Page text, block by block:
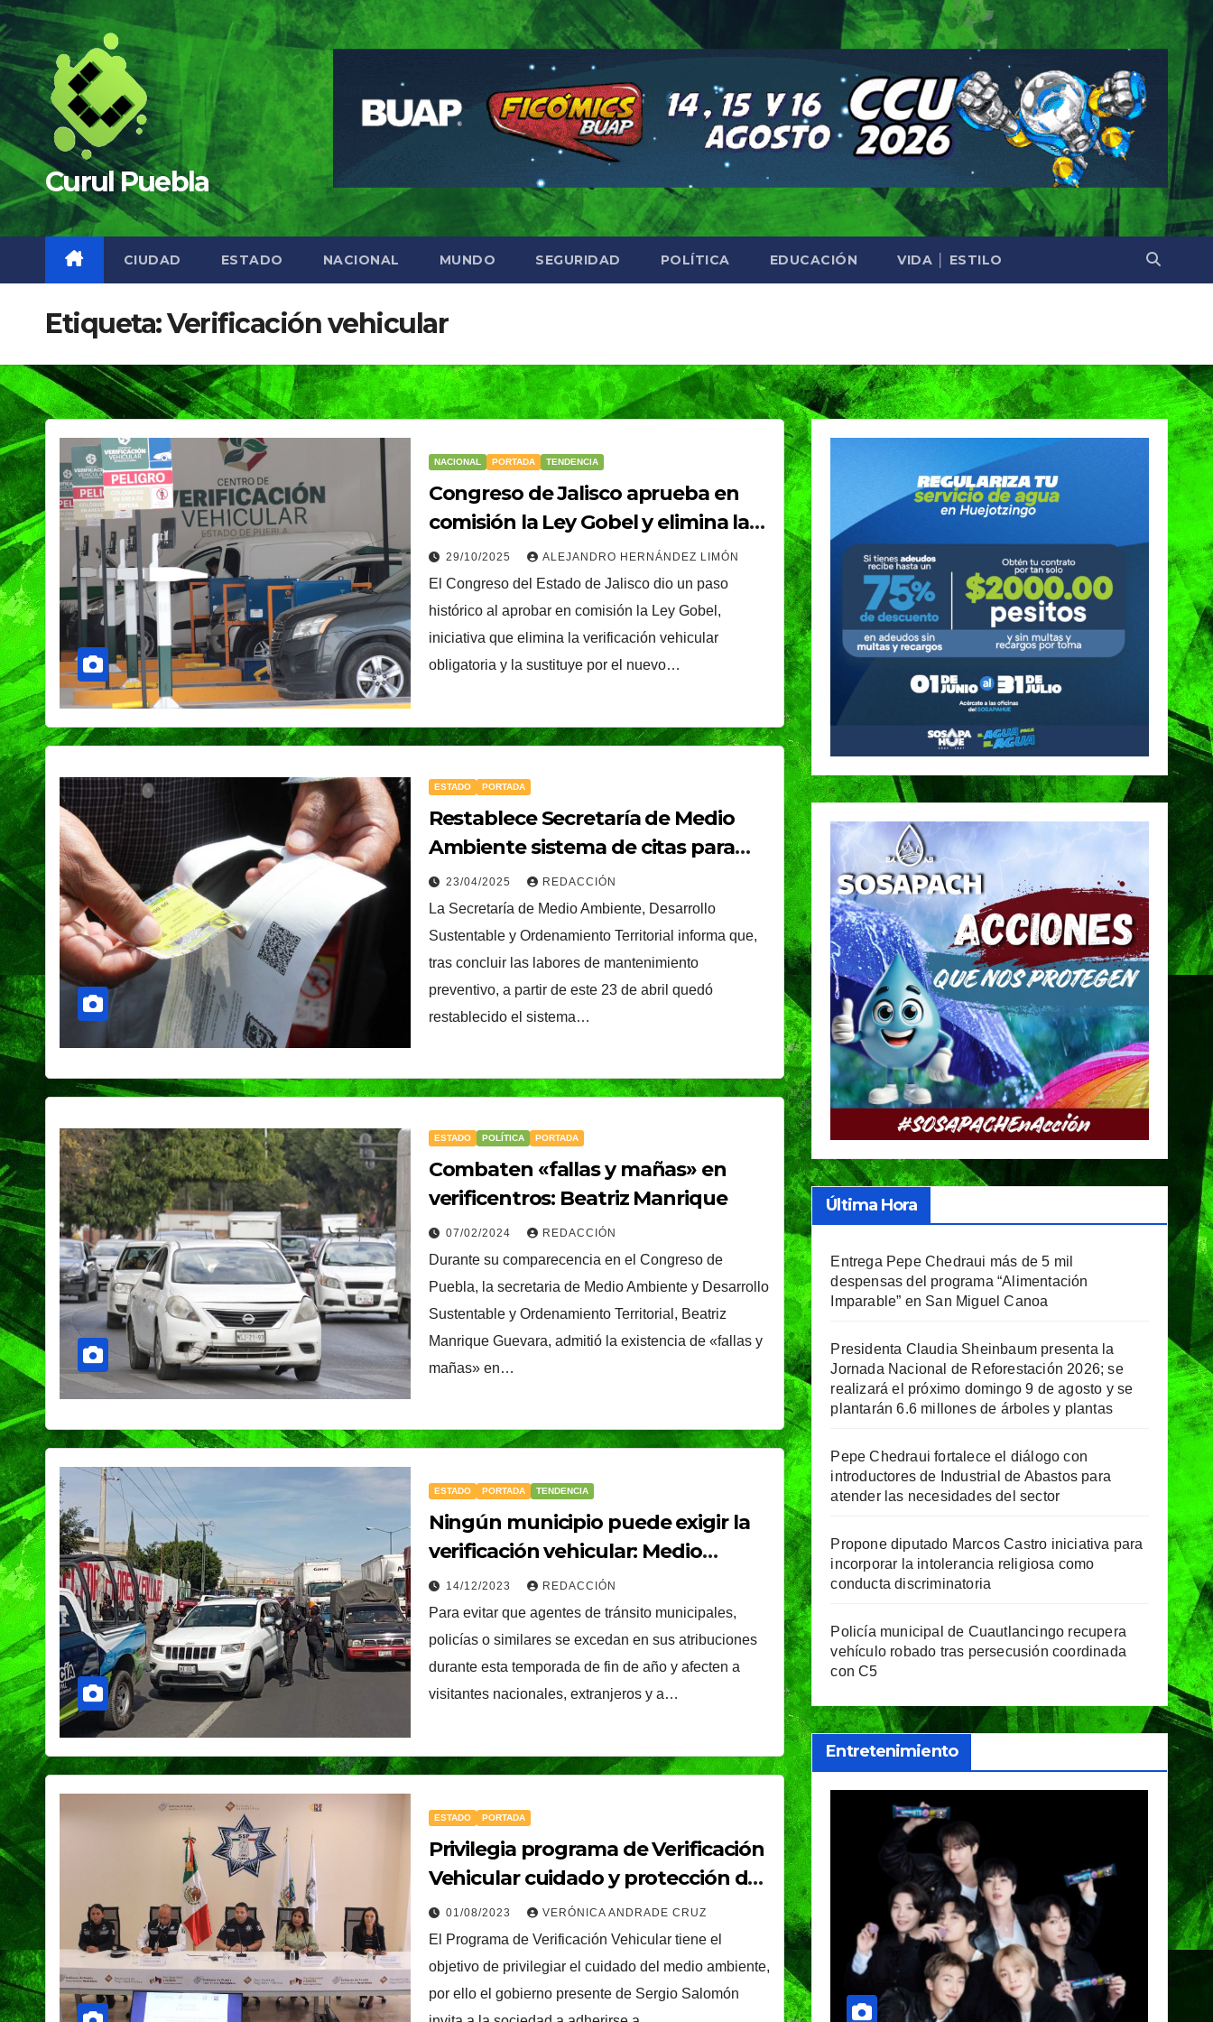
Saltar
al
contenido
Curul Puebla
CIUDAD ESTADO NACIONAL MUNDO SEGURIDAD POLÍTICA EDUCACIÓN VIDA │ ESTILO
Etiqueta:Verificación vehicular
NACIONAL PORTADA TENDENCIA
Congreso de Jalisco aprueba en
comisión la Ley Gobel y elimina la
verificación vehicular obligatoria
29/10/2025 ALEJANDRO HERNÁNDEZ LIMÓN
El Congreso del Estado de Jalisco dio un paso
histórico al aprobar en comisión la Ley Gobel,
iniciativa que elimina la verificación vehicular
obligatoria y la sustituye por el nuevo…
ESTADO PORTADA
Restablece Secretaría de Medio
Ambiente sistema de citas para
Verificación Vehicular
23/04/2025 REDACCIÓN
La Secretaría de Medio Ambiente, Desarrollo
Sustentable y Ordenamiento Territorial informa que,
tras concluir las labores de mantenimiento
preventivo, a partir de este 23 de abril quedó
restablecido el sistema…
ESTADO POLÍTICA PORTADA
Combaten «fallas y mañas» en
verificentros: Beatriz Manrique
07/02/2024 REDACCIÓN
Durante su comparecencia en el Congreso de
Puebla, la secretaria de Medio Ambiente y Desarrollo
Sustentable y Ordenamiento Territorial, Beatriz
Manrique Guevara, admitió la existencia de «fallas y
mañas» en…
ESTADO PORTADA TENDENCIA
Ningún municipio puede exigir la
verificación vehicular: Medio
Ambiente
14/12/2023 REDACCIÓN
Para evitar que agentes de tránsito municipales,
policías o similares se excedan en sus atribuciones
durante esta temporada de fin de año y afecten a
visitantes nacionales, extranjeros y a…
ESTADO PORTADA
Privilegia programa de Verificación
Vehicular cuidado y protección del
medio ambiente
01/08/2023 VERÓNICA ANDRADE CRUZ
El Programa de Verificación Vehicular tiene el
objetivo de privilegiar el cuidado del medio ambiente,
por ello el gobierno presente de Sergio Salomón
Última Hora
Entrega Pepe Chedraui más de 5 mil
despensas del programa “Alimentación
Imparable” en San Miguel Canoa
Presidenta Claudia Sheinbaum presenta la
Jornada Nacional de Reforestación 2026; se
realizará el próximo domingo 9 de agosto y se
plantarán 6.6 millones de árboles y plantas
Pepe Chedraui fortalece el diálogo con
introductores de Industrial de Abastos para
atender las necesidades del sector
Propone diputado Marcos Castro iniciativa para
incorporar la intolerancia religiosa como
conducta discriminatoria
Policía municipal de Cuautlancingo recupera
vehículo robado tras persecusión coordinada
con C5
Entretenimiento